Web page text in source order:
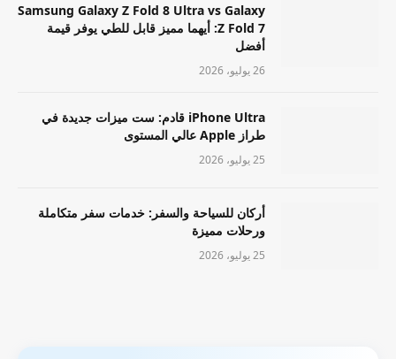
Samsung Galaxy Z Fold 8 Ultra vs Galaxy
Z Fold 7: أيهما مميز قابل للطي يوفر قيمة
أفضل
26 يوليو، 2026
iPhone Ultra قادم: ست ميزات جديدة في
طراز Apple عالي المستوى
25 يوليو، 2026
أركان للسياحة والسفر: خدمات سفر متكاملة
ورحلات مميزة
25 يوليو، 2026